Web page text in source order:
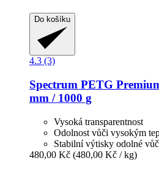
Do košíku
4.3 (3)
Spectrum PETG
mm / 1000 g
Vysoká transparentnost
Odolnost vůči vysokým
Stabilní výtisky odolné
480,00 Kč (480,00 Kč / kg)